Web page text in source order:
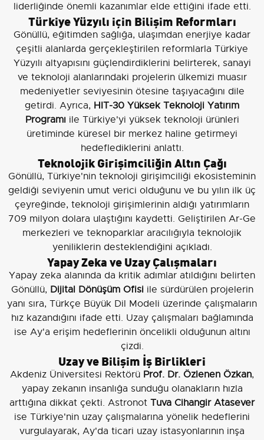
liderliğinde önemli kazanımlar elde ettiğini ifade etti.
Türkiye Yüzyılı için Bilişim Reformları
Gönüllü, eğitimden sağlığa, ulaşımdan enerjiye kadar
çeşitli alanlarda gerçekleştirilen reformlarla Türkiye
Yüzyılı altyapısını güçlendirdiklerini belirterek, sanayi
ve teknoloji alanlarındaki projelerin ülkemizi muasır
medeniyetler seviyesinin ötesine taşıyacağını dile
getirdi. Ayrıca, HIT-30 Yüksek Teknoloji Yatırım
Programı ile Türkiye'yi yüksek teknoloji ürünleri
üretiminde küresel bir merkez haline getirmeyi
hedeflediklerini anlattı.
Teknolojik Girişimciliğin Altın Çağı
Gönüllü, Türkiye'nin teknoloji girişimciliği ekosisteminin
geldiği seviyenin umut verici olduğunu ve bu yılın ilk üç
çeyreğinde, teknoloji girişimlerinin aldığı yatırımların
709 milyon dolara ulaştığını kaydetti. Geliştirilen Ar-Ge
merkezleri ve teknoparklar aracılığıyla teknolojik
yeniliklerin desteklendiğini açıkladı.
Yapay Zeka ve Uzay Çalışmaları
Yapay zeka alanında da kritik adımlar atıldığını belirten
Gönüllü, Dijital Dönüşüm Ofisiile sürdürülen projelerin
yanı sıra, Türkçe Büyük Dil Modeli üzerinde çalışmaların
hız kazandığını ifade etti. Uzay çalışmaları bağlamında
ise Ay'a erişim hedeflerinin öncelikli olduğunun altını
çizdi.
Uzay ve Bilişim İş Birlikleri
Akdeniz Üniversitesi Rektörü Prof. Dr. Özlenen Özkan,
yapay zekanın insanlığa sunduğu olanakların hızla
arttığına dikkat çekti. Astronot Tuva Cihangir Atasever
ise Türkiye'nin uzay çalışmalarına yönelik hedeflerini
vurgulayarak, Ay'da ticari uzay istasyonlarının inşa